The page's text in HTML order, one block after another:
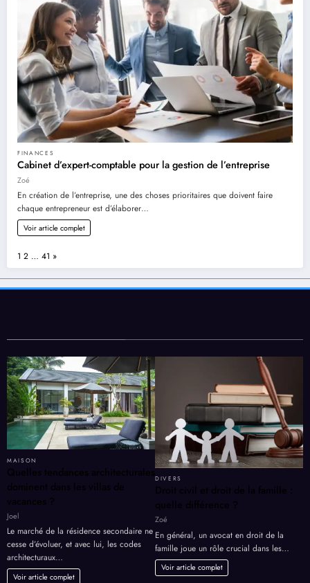
FINANCES
Cabinet d’expert-comptable pour la gestion de l’entreprise
Zoé
En création de l’entreprise, une des choses prioritaires que doivent faire
chaque entrepreneur est d’élaborer…
Voir article complet
Page:
1 2 … 41 Next
»
MAISON
Quelles tendances architecturales
dominent dans les villas de
vacances ?
Joel
Le marché de la résidence secondaire ne
cesse d’évoluer, et avec lui, les codes
architecturaux…
Voir article complet
DIVERS
Droit civil et droit de la famille :
quelle différence ?
Zoé
En général, un avocat en droit de la
famille joue un rôle crucial dans les…
Voir article complet